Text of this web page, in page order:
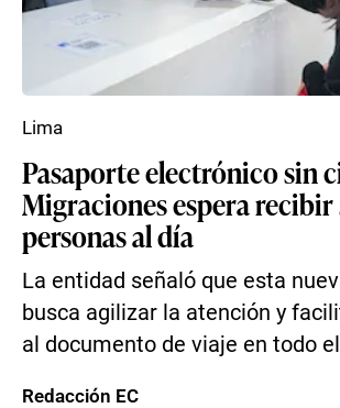
Pasaporte electrónico sin
Migraciones espera
personas al día
La entidad señaló que esta
busca agilizar la atención y
al documento de viaje en todo
Lima
Redacción EC